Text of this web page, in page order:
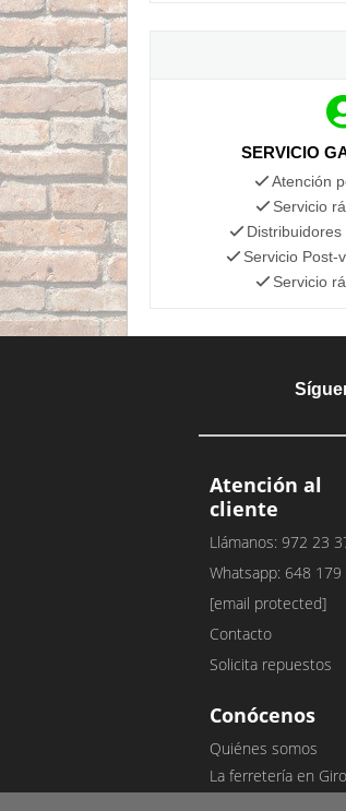
SERVICIO
Atención
Servicio
Servicio Post-
Servicio
Atención al
cliente
Llámanos: 972 23
Whatsapp: 648 179
[email protected]
Contacto
Solicita repuestos
Conócenos
Quiénes somos
La ferretería en